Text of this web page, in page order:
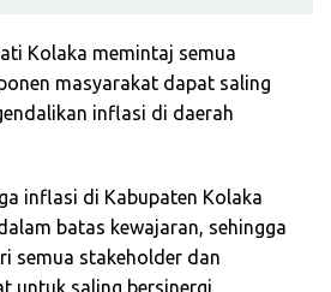
Kolaka memintaj semua
masyarakat dapat saling
inflasi di daerah
inflasi di Kabupaten Kolaka
batas kewajaran, sehingga
semua stakeholder dan
untuk saling bersinergi